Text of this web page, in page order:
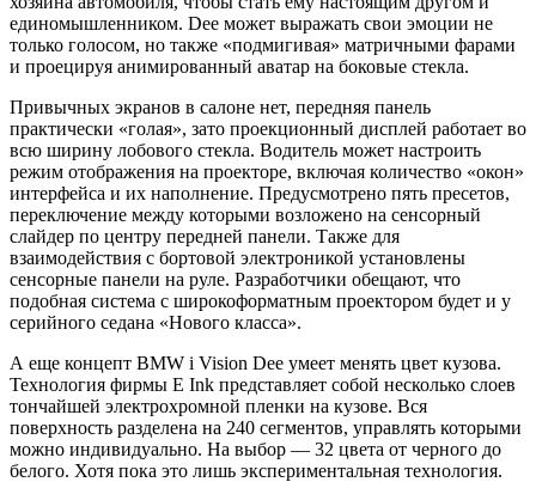
единомышленником. Dee может выражать свои эмоции не
только голосом, но также «подмигивая» матричными фарами
и проецируя анимированный аватар на боковые стекла.
Привычных экранов в салоне нет, передняя панель
практически «голая», зато проекционный дисплей работает во
всю ширину лобового стекла. Водитель может настроить
режим отображения на проекторе, включая количество «окон»
интерфейса и их наполнение. Предусмотрено пять пресетов,
переключение между которыми возложено на сенсорный
слайдер по центру передней панели. Также для
взаимодействия с бортовой электроникой установлены
сенсорные панели на руле. Разработчики обещают, что
подобная система с широкоформатным проектором будет и у
серийного седана «Нового класса».
А еще концепт BMW i Vision Dee умеет менять цвет кузова.
Технология фирмы E Ink представляет собой несколько слоев
тончайшей электрохромной пленки на кузове. Вся
поверхность разделена на 240 сегментов, управлять которыми
можно индивидуально. На выбор — 32 цвета от черного до
белого. Хотя пока это лишь экспериментальная технология.